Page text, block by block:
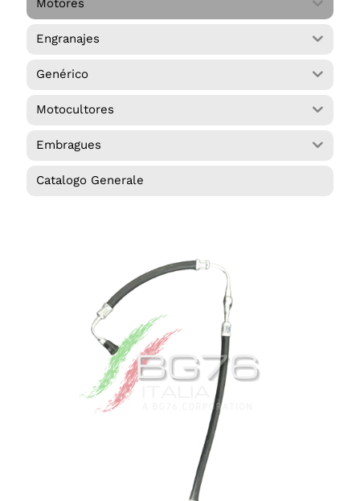
Mi cuenta
Motores
Engranajes
Genérico
Motocultores
Embragues
Catalogo Generale